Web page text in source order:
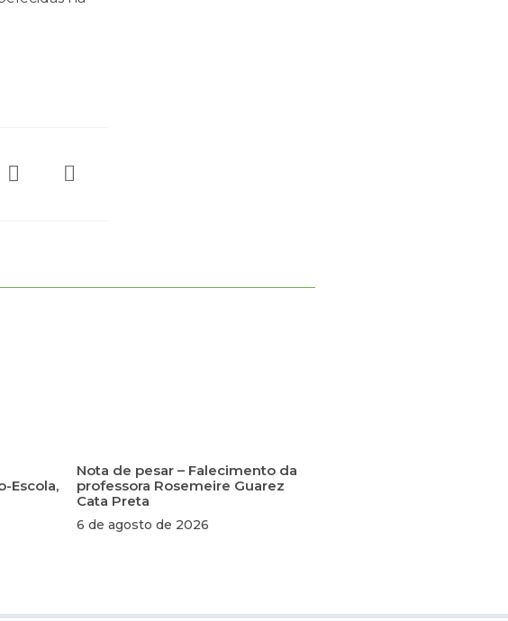
Escola,
Nota de pesar – Falecimento da
professora Rosemeire Guarez
Cata Preta
6 de agosto de 2026